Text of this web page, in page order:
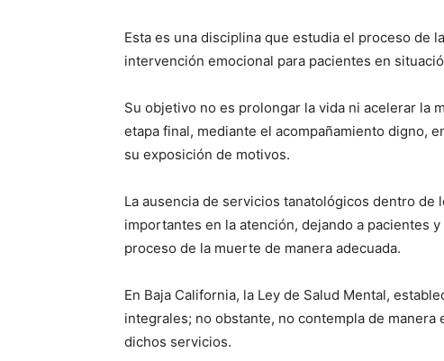
Esta es una disciplina que estudia el proceso de
intervención emocional para pacientes en
Su objetivo no es prolongar la vida ni acelerar la
etapa final, mediante el acompañamiento digno,
su exposición de motivos.
La ausencia de servicios tanatológicos dentro de
importantes en la atención, dejando a pacientes
proceso de la muerte de manera adecuada.
En Baja California, la Ley de Salud Mental,
integrales; no obstante, no contempla de
dichos servicios.